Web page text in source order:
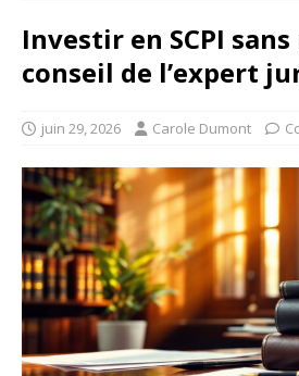
Investir en SCPI
conseil de l’expert
juin 29, 2026 Carole Dumont